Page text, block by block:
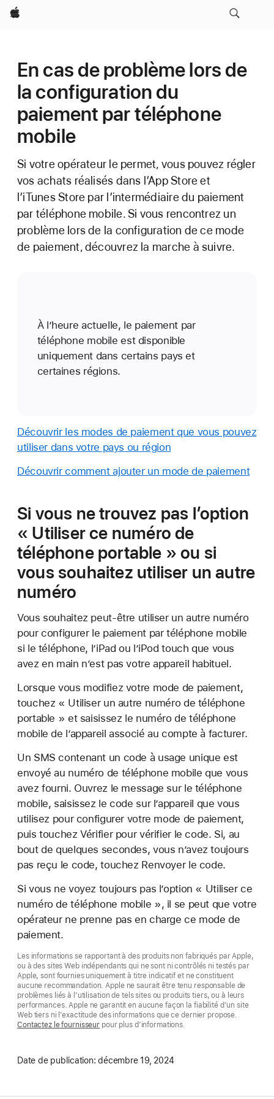
Apple
En cas de problème lors de
la configuration du
paiement par téléphone
mobile
Si votre opérateur le permet, vous pouvez régler
vos achats réalisés dans l’App Store et
l’iTunes Store par l’intermédiaire du paiement
par téléphone mobile. Si vous rencontrez un
problème lors de la configuration de ce mode
de paiement, découvrez la marche à suivre.
À l’heure actuelle, le paiement par
téléphone mobile est disponible
uniquement dans certains pays et
certaines régions.
Découvrir les modes de paiement que vous pouvez
utiliser dans votre pays ou région
Découvrir comment ajouter un mode de paiement
Si vous ne trouvez pas l’option
« Utiliser ce numéro de
téléphone portable » ou si
vous souhaitez utiliser un autre
numéro
Vous souhaitez peut-être utiliser un autre numéro
pour configurer le paiement par téléphone mobile
si le téléphone, l’iPad ou l’iPod touch que vous
avez en main n’est pas votre appareil habituel.
Lorsque vous modifiez votre mode de paiement,
touchez « Utiliser un autre numéro de téléphone
portable » et saisissez le numéro de téléphone
mobile de l’appareil associé au compte à facturer.
Un SMS contenant un code à usage unique est
envoyé au numéro de téléphone mobile que vous
avez fourni. Ouvrez le message sur le téléphone
mobile, saisissez le code sur l’appareil que vous
utilisez pour configurer votre mode de paiement,
puis touchez Vérifier pour vérifier le code. Si, au
bout de quelques secondes, vous n’avez toujours
pas reçu le code, touchez Renvoyer le code.
Si vous ne voyez toujours pas l’option « Utiliser ce
numéro de téléphone mobile », il se peut que votre
opérateur ne prenne pas en charge ce mode de
paiement.
Les informations se rapportant à des produits non fabriqués par Apple,
ou à des sites Web indépendants qui ne sont ni contrôlés ni testés par
Apple, sont fournies uniquement à titre indicatif et ne constituent
aucune recommandation. Apple ne saurait être tenu responsable de
problèmes liés à l’utilisation de tels sites ou produits tiers, ou à leurs
performances. Apple ne garantit en aucune façon la fiabilité d’un site
Web tiers ni l’exactitude des informations que ce dernier propose.
Contactez le fournisseur pour plus d’informations.
Date de publication: décembre 19, 2024